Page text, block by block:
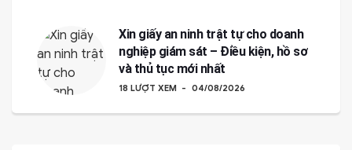
Xin giấy an ninh trật tự cho doanh
nghiệp giám sát – Điều kiện, hồ sơ
và thủ tục mới nhất
18 LƯỢT XEM 04/08/2026